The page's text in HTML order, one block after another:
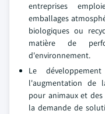
entreprises
emballages
biologiques ou
matière de
d'environnement.
Le
l'augmentation de
pour animaux et
la demande de